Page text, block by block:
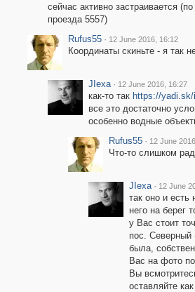
сейчас активно застраивается
проезда 5557)
Rufus55 · 12 June 2016, 16:12
Координаты скиньте - я так
JIexa · 12 June 2016, 16:27
как-то так https://
все это достаточно
особенно водные
Rufus55 · 12 June
Что-то слишком
JIexa · 12 June
так оно и есть
него на берег
у Вас стоит
пос. Северный
была,
Вас на фото
Вы
оставляйте